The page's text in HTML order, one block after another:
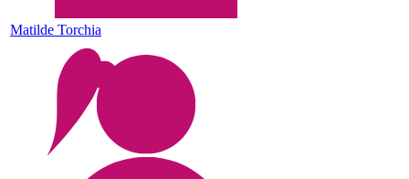
Matilde Torchia